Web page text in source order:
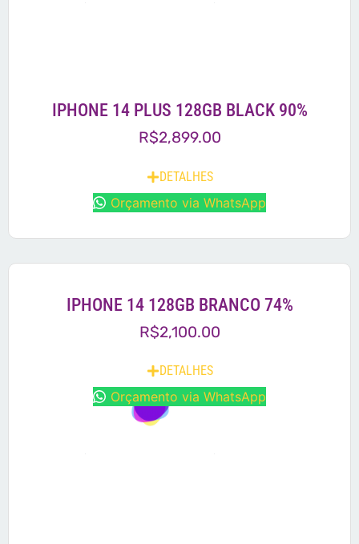
IPHONE 14 PLUS 128GB BLACK 90%
R$2,899.00
DETALHES
Orçamento via WhatsApp
IPHONE 14 128GB BRANCO 74%
R$2,100.00
DETALHES
Orçamento via WhatsApp